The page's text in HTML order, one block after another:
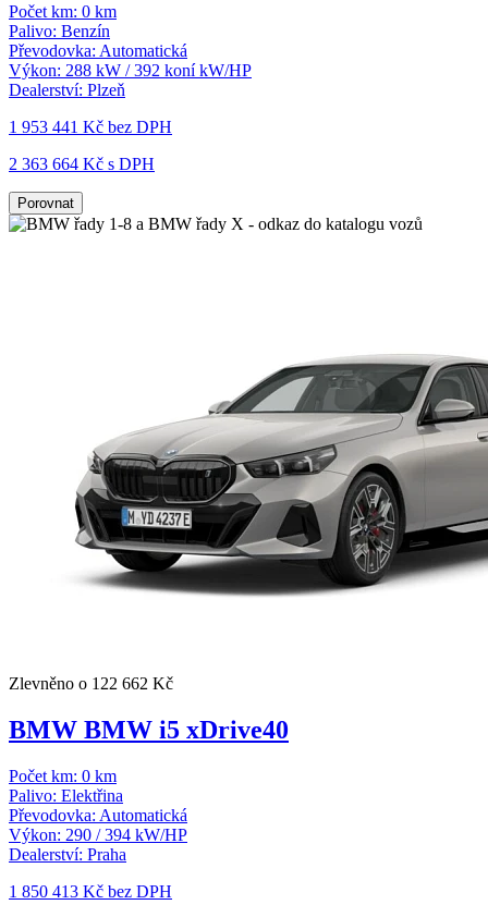
Počet km: 0 km
Palivo: Benzín
Převodovka: Automatická
Výkon: 288 kW / 392 koní kW/HP
Dealerství: Plzeň
1 953 441 Kč bez DPH
2 363 664 Kč s DPH
Porovnat
Zlevněno o 122 662 Kč
BMW BMW i5 xDrive40
Počet km: 0 km
Palivo: Elektřina
Převodovka: Automatická
Výkon: 290 / 394 kW/HP
Dealerství: Praha
1 850 413 Kč bez DPH